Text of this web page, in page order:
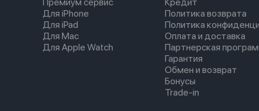
Для iPhone
Для iPad
Для Mac
Для Apple Watch
Политика возврата
Политика
Оплата и доставка
Партнерская
Гарантия
Обмен и возврат
Бонусы
Trade-in